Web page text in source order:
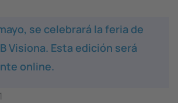
se celebrará la feria de
Visiona. Esta edición será
online.